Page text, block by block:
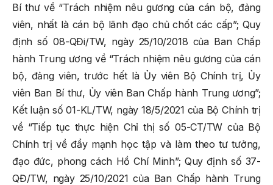
Bí thư về “Trách nhiệm nêu gương của cán bộ, đảng
viên, nhất là cán bộ lãnh đạo chủ chốt các cấp”; Quy
định số 08-QĐi/TW, ngày 25/10/2018 của Ban Chấp
hành Trung ương về “Trách nhiệm nêu gương của cán
bộ, đảng viên, trước hết là Ủy viên Bộ Chính trị, Ủy
viên Ban Bí thư, Ủy viên Ban Chấp hành Trung ương”;
Kết luận số 01-KL/TW, ngày 18/5/2021 của Bộ Chính trị
về “Tiếp tục thực hiện Chỉ thị số 05-CT/TW của Bộ
Chính trị về đẩy mạnh học tập và làm theo tư tưởng,
đạo đức, phong cách Hồ Chí Minh”; Quy định số 37-
QĐ/TW, ngày 25/10/2021 của Ban Chấp hành Trung